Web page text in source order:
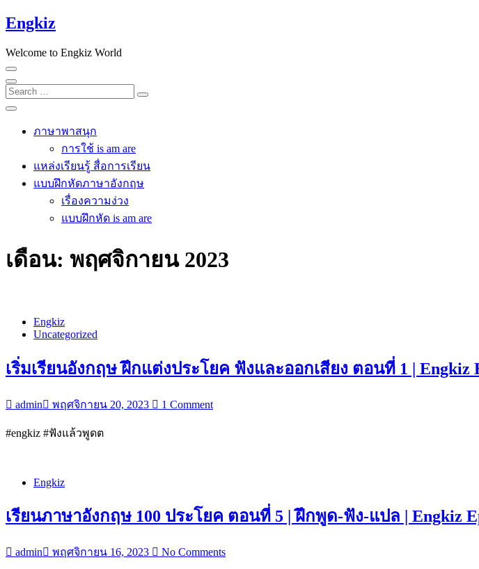
Skip
to
Engkiz
Welcome to Engkiz World
Search
…
ภาษาพาสนุก
การใช้ is am are
แหล่งเรียนรู้ สื่อการเรียน
แบบฝึกหัดภาษาอังกฤษ
เรื่องความง่วง
แบบฝึกหัด is am are
เดือน: พฤศจิกายน 2023
Engkiz
Uncategorized
เริ่มเรียนอังกฤษ ฝึกแต่งประโยค ฟังและออกเสียง ตอนที่ 1 | Engkiz
admin พฤศจิกายน 20, 2023 1 Comment
#engkiz #ฟังแล้วพูดต“เริ่ม
ประโยค
และ
Engkiz
เรียนภาษาอังกฤษ 100 ประโยค ตอนที่ 5 | ฝึกพูด-ฟัง-แปล | Engkiz
admin พฤศจิกายน 16, 2023 No Comments